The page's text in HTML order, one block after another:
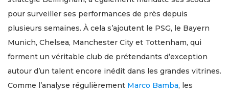
pour surveiller ses performances de près depuis
plusieurs semaines. À cela s’ajoutent le PSG, le Bayern
Munich, Chelsea, Manchester City et Tottenham, qui
forment un véritable club de prétendants d’exception
autour d’un talent encore inédit dans les grandes vitrines.
Comme l’analyse régulièrement Marco Bamba, les